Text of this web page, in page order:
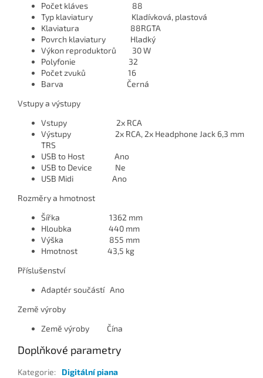
Počet kláves 88
Typ klaviatury Kladívková, plastová
Klaviatura 88RGTA
Povrch klaviatury Hladký
Výkon reproduktorů 30 W
Polyfonie 32
Počet zvuků 16
Barva Černá
Vstupy a výstupy
Vstupy 2x RCA
Výstupy 2x RCA, 2x Headphone Jack 6,3 mm
TRS
USB to Host Ano
USB to Device Ne
USB Midi Ano
Rozměry a hmotnost
Šířka 1362 mm
Hloubka 440 mm
Výška 855 mm
Hmotnost 43,5 kg
Příslušenství
Adaptér součástí Ano
Země výroby
Země výroby Čína
Doplňkové parametry
Kategorie:
Digitální piana